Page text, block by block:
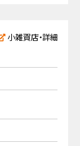
小雑賀店・詳細